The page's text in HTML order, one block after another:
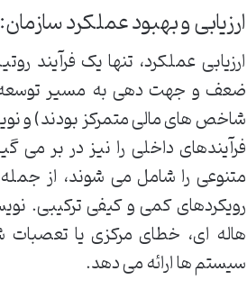
ارزیابی و بهبود عملکرد
ارزیابی عملکرد، تنها یک فرآیند
ضعف و جهت دهی به مسیر توسعه
شاخص های مالی متمرکز بودند) و
فرآیندهای داخلی را نیز در بر می
رویکردهای کمی و کیفی ترکیبی.
هاله ای، خطای مرکزی یا تعصبات
سیستم ها ارائه می دهد.